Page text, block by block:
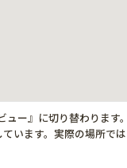
ー』に切り替わります。
ます。実際の場所で